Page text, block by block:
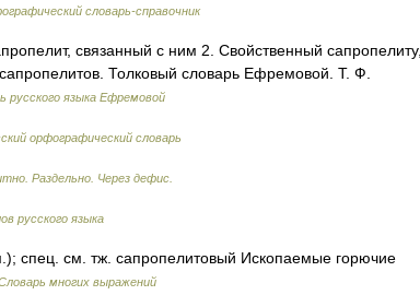
словарь-справочник
связанный с ним 2. Свойственный сапропелиту,
Толковый словарь Ефремовой. Т. Ф.
русского языка Ефремовой
орфографический словарь
Раздельно. Через дефис.
русского языка
спец. см. тж. сапропелитовый Ископаемые горючие
многих выражений